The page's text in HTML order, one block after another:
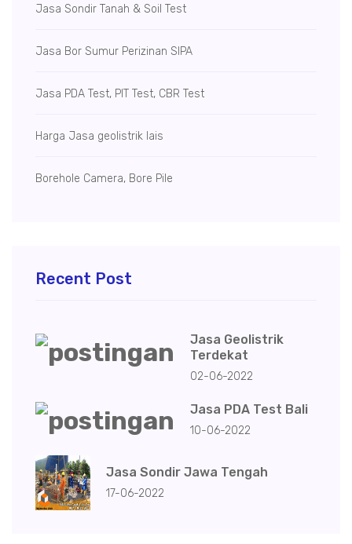
Jasa Sondir Tanah & Soil Test
Jasa Bor Sumur Perizinan SIPA
Jasa PDA Test, PIT Test, CBR Test
Harga Jasa geolistrik lais
Borehole Camera, Bore Pile
Recent Post
Jasa Geolistrik
Terdekat
02-06-2022
Jasa PDA Test Bali
10-06-2022
Jasa Sondir Jawa Tengah
17-06-2022